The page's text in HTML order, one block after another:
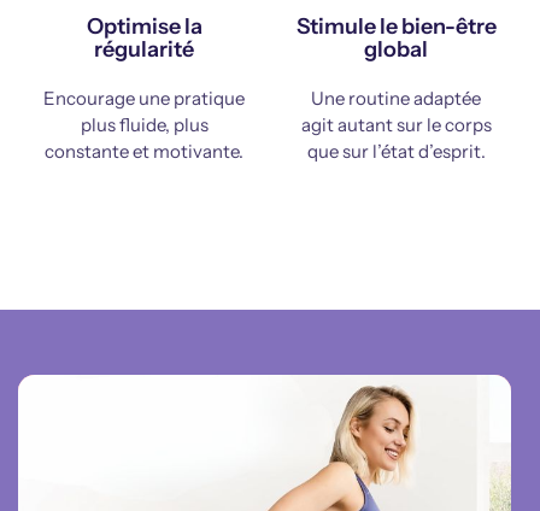
Optimise la
régularité
Encourage une pratique
plus fluide, plus
constante et motivante.
Stimule le bien-être
global
Une routine adaptée
agit autant sur le corps
que sur l’état d’esprit.